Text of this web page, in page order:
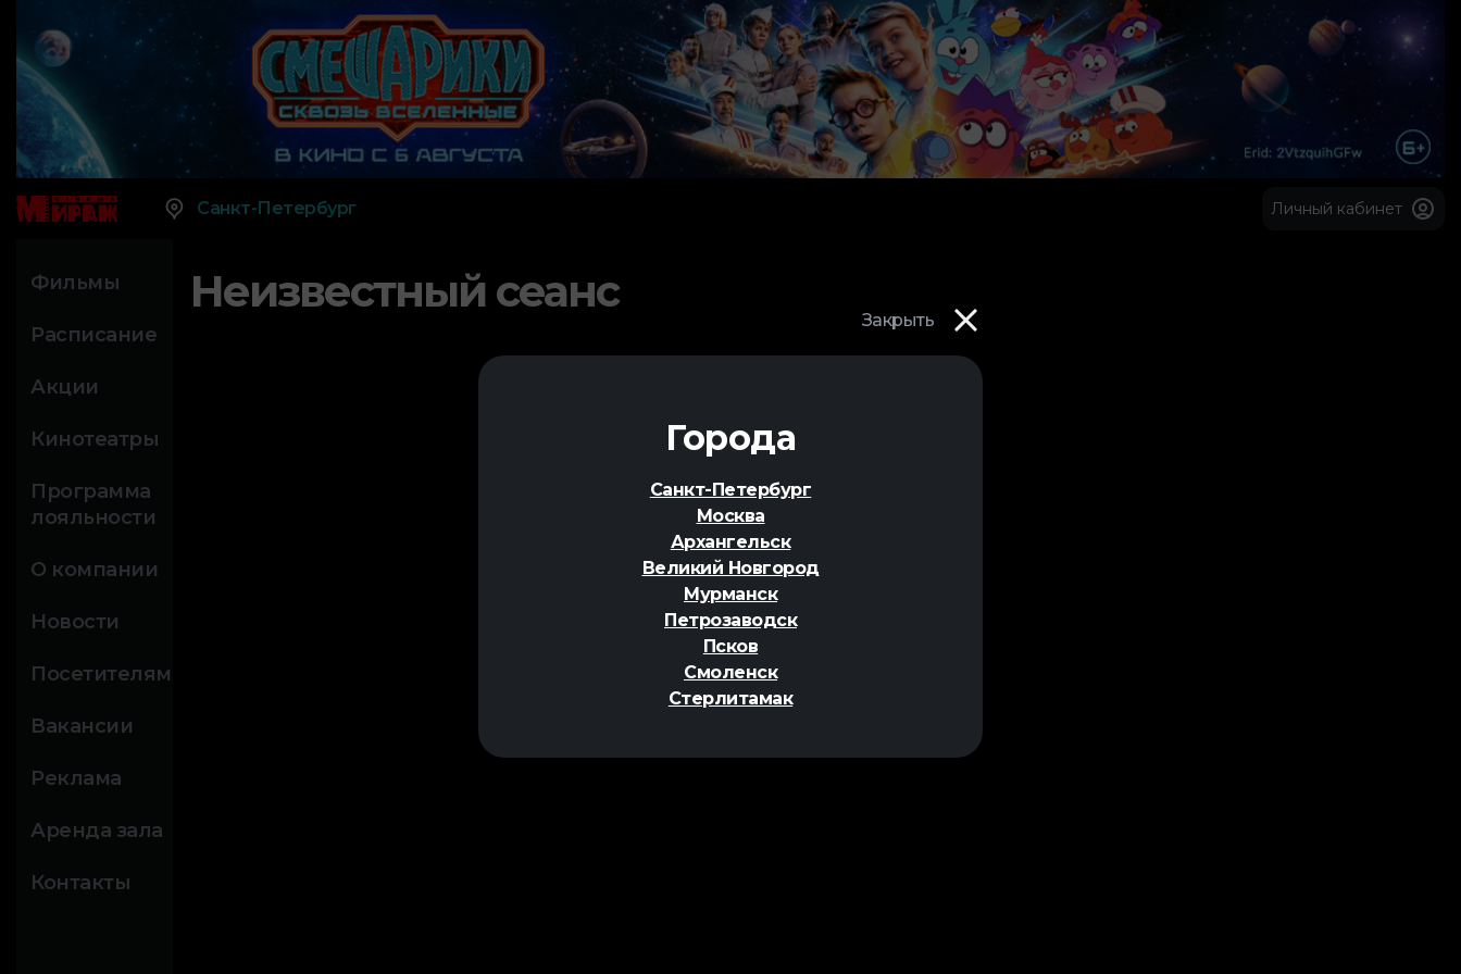
Закрыть
Города
Санкт-Петербург
Москва
Архангельск
Великий Новгород
Мурманск
Петрозаводск
Псков
Смоленск
Стерлитамак
Санкт-Петербург Личный кабинет
Фильмы
Расписание
Акции
Кинотеатры
Программа
лояльности
О компании
Новости
Посетителям
Вакансии
Реклама
Аренда зала
Контакты
Неизвестный сеанс